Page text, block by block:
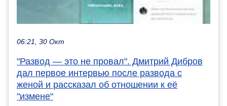
06:21, 30 Окт
"Развод — это не провал". Дмитрий Дибров
дал первое интервью после развода с
женой и рассказал об отношении к её
"измене"